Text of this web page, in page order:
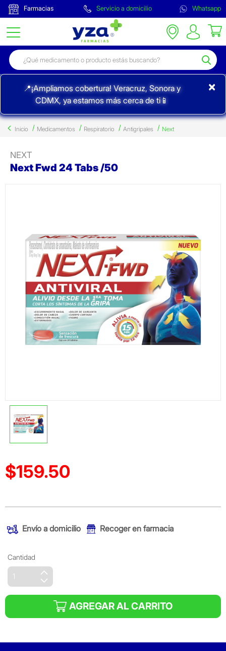
Farmacias Servicio a domicilio Whatsapp
📍¡Ampliamos cobertura! Veracruz, Sonora y
CDMX, ya estamos más cerca de ti📱
×
Inicio Medicamentos Respiratorio Antigripales Next
NEXT
Next Fwd 24 Tabs /50
Precio reducido de
$159.50
Envío a domicilio Recoger en farmacia
Cantidad
AGREGAR AL CARRITO